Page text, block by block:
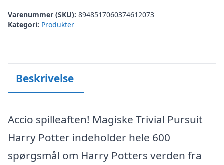
Varenummer (SKU): 8948517060374612073
Kategori: Produkter
Beskrivelse
Accio spilleaften! Magiske Trivial Pursuit
Harry Potter indeholder hele 600
spørgsmål om Harry Potters verden fra